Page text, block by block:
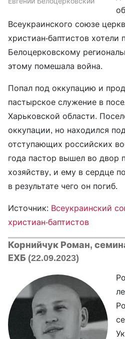
Всеукраинского союзе
христиан-баптистов хотели
Белоцерковскому
этому помешала война.
Попал под оккупацию и
пастырское служение в
Харьковской области.
оккупации, но находился
отступающих российских
года пастор вышел во двор
хозяйству, и ему в сердце
в результате чего он погиб.
Источник: Всеукраинский
христиан-баптистов
Корнийчук Роман,
ЕХБ (22.09.2023)